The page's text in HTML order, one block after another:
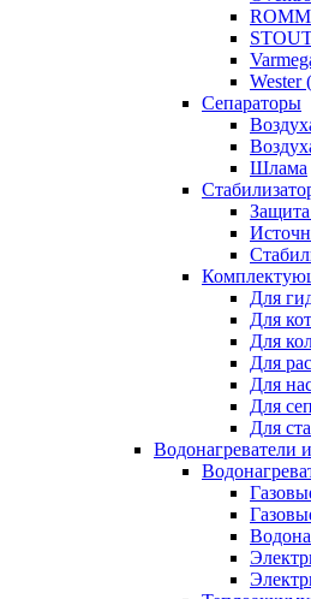
Wester
Сепараторы
Шлама
Для
Для
Для
Для
Для
Для
Для
Водонагреватели